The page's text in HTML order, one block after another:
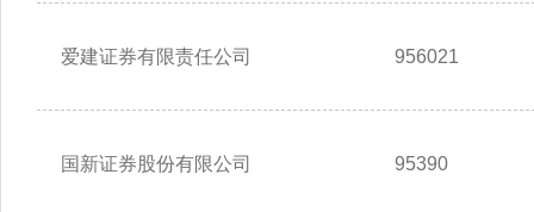
爱建证券有限责任公司 956021
国新证券股份有限公司 95390